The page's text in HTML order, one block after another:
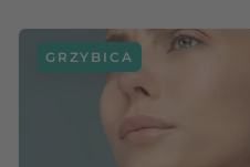
GRZYBICA